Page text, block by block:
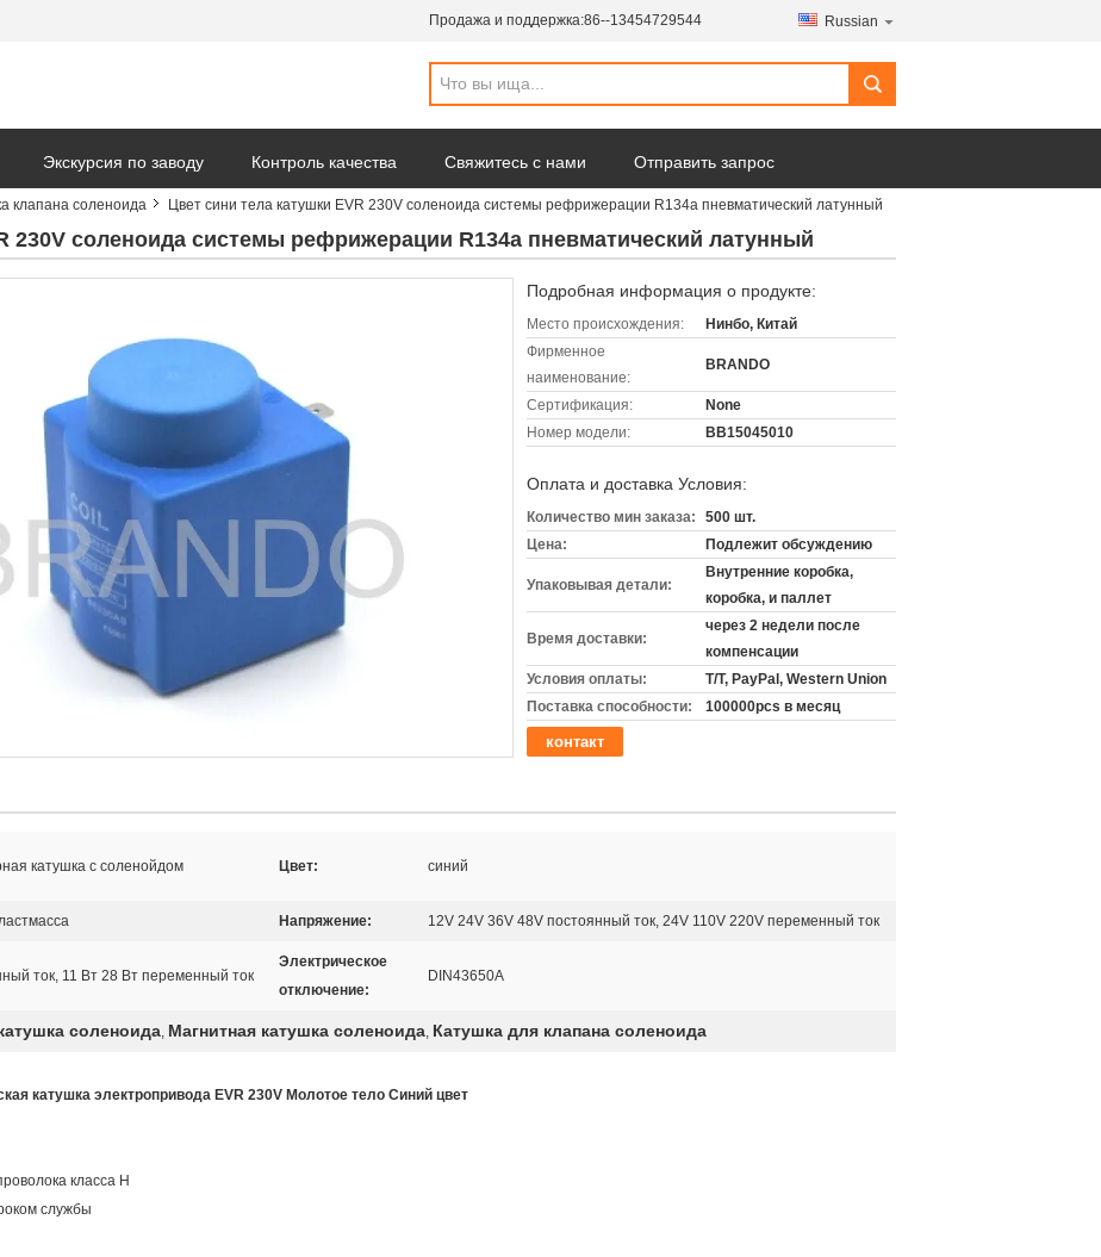
Продажа и поддержка:86--13454729544 Russian
Экскурсия по заводу Контроль качества Свяжитесь с нами Отправить запрос
компании
клапана соленоида Цвет сини тела катушки EVR 230V соленоида системы рефрижерации R134a пневматический латунный
230V соленоида системы рефрижерации R134a пневматический латунный
Подробная информация о продукте:
Место происхождения:
Нинбо, Китай
Фирменное
наименование:
BRANDO
Сертификация:
None
Номер модели:
BB15045010
Оплата и доставка Условия:
Количество мин заказа:
500 шт.
Цена:
Подлежит обсуждению
Упаковывая детали:
Внутренние коробка,
коробка, и паллет
Время доставки:
через 2 недели после
компенсации
Условия оплаты:
T/T, PayPal, Western Union
Поставка способности:
100000pcs в месяц
контакт
катушка с соленойдом Цвет: синий
Напряжение: 12V 24V 36V 48V постоянный ток, 24V 110V 220V переменный ток
ток, 11 Вт 28 Вт переменный ток
Электрическое
отключение:
DIN43650A
соленоида, Магнитная катушка соленоида, Катушка для клапана соленоида
катушка электропривода EVR 230V Молотое тело Синий цвет
класса H
службы